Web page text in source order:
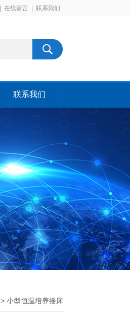
在线留言 联系我们
联系我们
> 小型恒温培养摇床